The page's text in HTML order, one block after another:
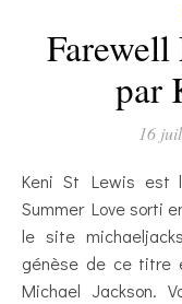
par
16
Keni St Lewis est l’auteur de la chanson Farewell My
Summer Love sorti
le site
génèse de ce titre
Michael Jackson.